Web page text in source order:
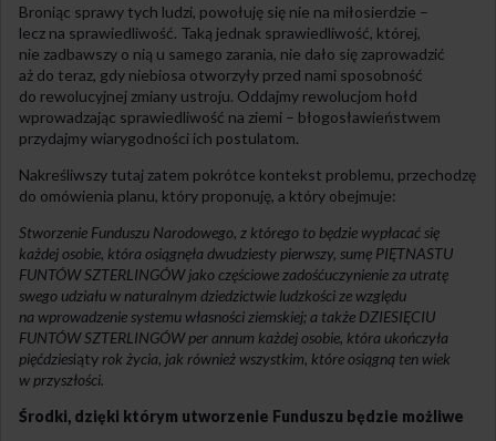
Broniąc sprawy tych ludzi, powołuję się nie na miłosierdzie –
lecz na sprawiedliwość. Taką jednak sprawiedliwość, której,
nie zadbawszy o nią u samego zarania, nie dało się zaprowadzić
aż do teraz, gdy niebiosa otworzyły przed nami sposobność
do rewolucyjnej zmiany ustroju. Oddajmy rewolucjom hołd
wprowadzając sprawiedliwość na ziemi – błogosławieństwem
przydajmy wiarygodności ich postulatom.
Nakreśliwszy tutaj zatem pokrótce kontekst problemu, przechodzę
do omówienia planu, który proponuję, a który obejmuje:
Stworzenie Funduszu Narodowego, z którego to będzie wypłacać się
każdej osobie, która osiągnęła dwudziesty pierwszy, sumę PIĘTNASTU
FUNTÓW SZTERLINGÓW jako częściowe zadośćuczynienie za utratę
swego udziału w naturalnym dziedzictwie ludzkości ze względu
na wprowadzenie systemu własności ziemskiej; a także DZIESIĘCIU
FUNTÓW SZTERLINGÓW per annum każdej osobie, która ukończyła
pięćdziesiąty rok życia, jak również wszystkim, które osiągną ten wiek
w przyszłości.
Środki, dzięki którym utworzenie Funduszu będzie możliwe